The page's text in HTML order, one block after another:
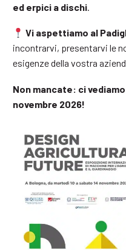
ed erpici a dischi
Vi aspettiamo al
incontrarvi, presentarvi le
esigenze della vostra
Non mancate: ci vediamo
novembre 2026!